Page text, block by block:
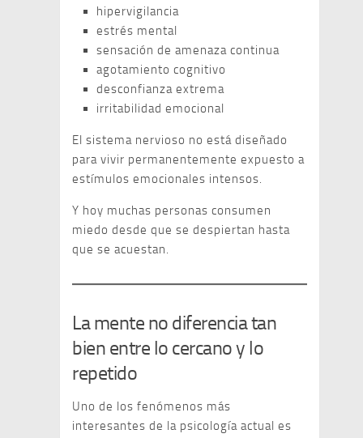
hipervigilancia
estrés mental
sensación de amenaza continua
agotamiento cognitivo
desconfianza extrema
irritabilidad emocional
El sistema nervioso no está diseñado
para vivir permanentemente expuesto a
estímulos emocionales intensos.
Y hoy muchas personas consumen
miedo desde que se despiertan hasta
que se acuestan.
La mente no diferencia tan
bien entre lo cercano y lo
repetido
Uno de los fenómenos más
interesantes de la psicología actual es